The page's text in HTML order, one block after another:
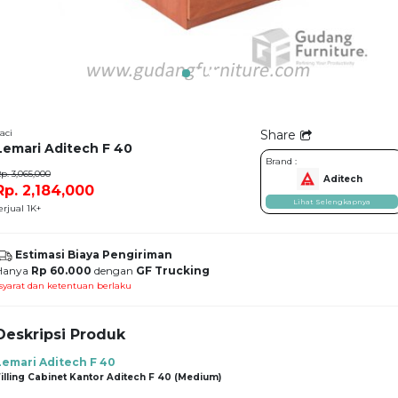
Aditech F 40
2,184,000
3,065,000
1K+
Share
Brand :
Aditech
Lihat Selengkapnya
Estimasi Biaya Pengiriman
Rp 60.000 dengan GF Trucking
dan ketentuan berlaku
Produk
Aditech F 40
Cabinet Kantor Aditech F 40 (Medium)